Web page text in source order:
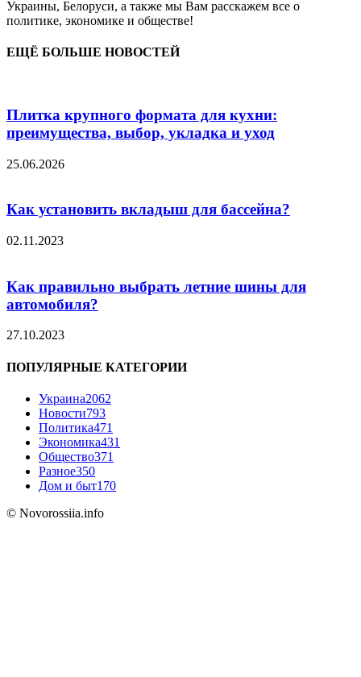
Украины, Белоруси, а также мы Вам расскажем все о
политике, экономике и обществе!
ЕЩЁ БОЛЬШЕ НОВОСТЕЙ
Плитка крупного формата для кухни:
преимущества, выбор, укладка и уход
25.06.2026
Как установить вкладыш для бассейна?
02.11.2023
Как правильно выбрать летние шины для
автомобиля?
27.10.2023
ПОПУЛЯРНЫЕ КАТЕГОРИИ
Украина2062
Новости793
Политика471
Экономика431
Общество371
Разное350
Дом и быт170
© Novorossiia.info